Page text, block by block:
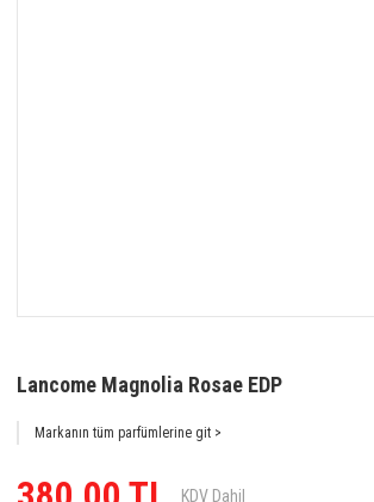
Lancome Magnolia Rosae EDP
Markanın tüm parfümlerine git >
KDV Dahil